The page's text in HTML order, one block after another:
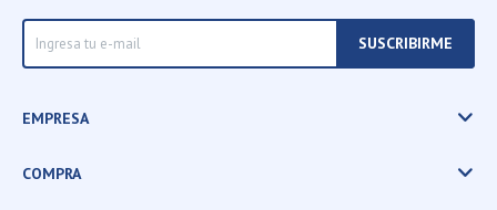
SUSCRIBIRME
EMPRESA
COMPRA